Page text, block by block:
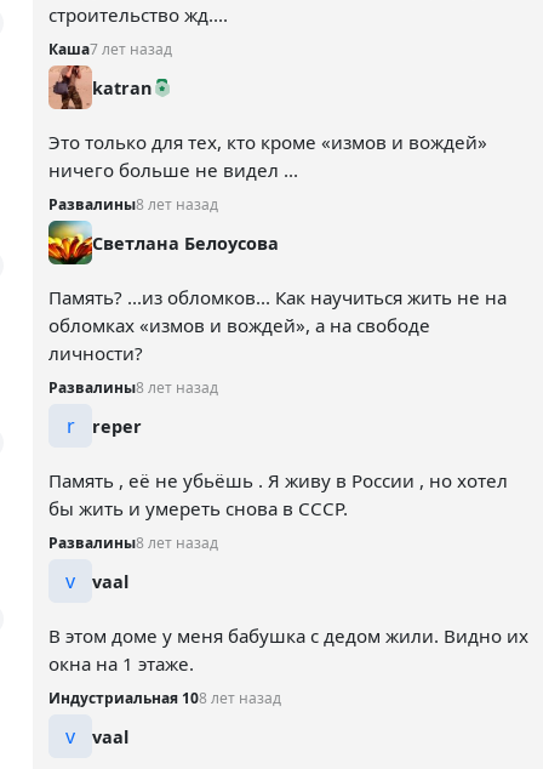
строительство жд....
Каша7 лет назад
katran
Это только для тех, кто кроме «измов и вождей»
ничего больше не видел ...
Развалины8 лет назад
Светлана Белоусова
Память? ...из обломков... Как научиться жить не на
обломках «измов и вождей», а на свободе
личности?
Развалины8 лет назад
r reper
Память , её не убьёшь . Я живу в России , но хотел
бы жить и умереть снова в СССР.
Развалины8 лет назад
v vaal
В этом доме у меня бабушка с дедом жили. Видно их
окна на 1 этаже.
Индустриальная 108 лет назад
v vaal